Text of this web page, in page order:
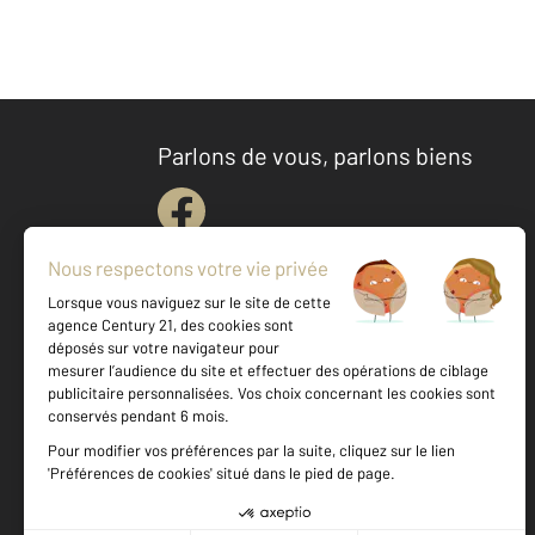
Parlons de vous, parlons biens
Votre agence est notée
Achat